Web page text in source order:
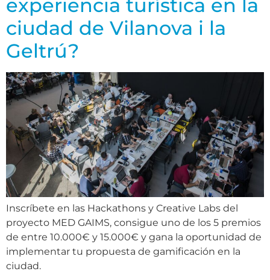
experiencia turística en la
ciudad de Vilanova i la
Geltrú?
Inscríbete en las Hackathons y Creative Labs del
proyecto MED GAIMS, consigue uno de los 5 premios
de entre 10.000€ y 15.000€ y gana la oportunidad de
implementar tu propuesta de gamificación en la
ciudad.